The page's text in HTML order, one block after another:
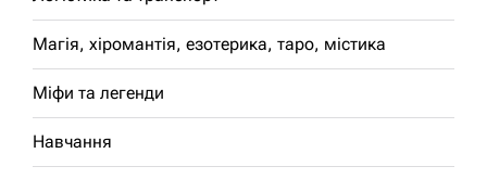
Магія, хіромантія, езотерика, таро, містика
Міфи та легенди
Навчання